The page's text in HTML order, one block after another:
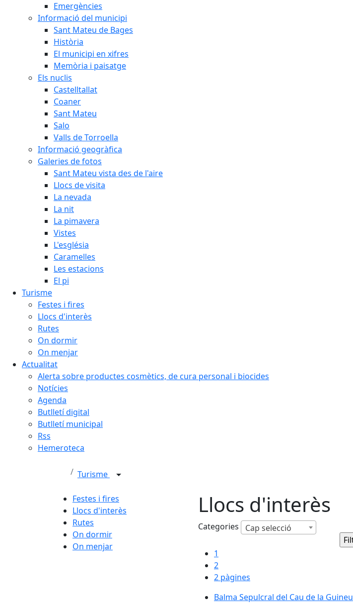
Emergències
Informació del municipi
Sant Mateu de Bages
Història
El municipi en xifres
Memòria i paisatge
Els nuclis
Castelltallat
Coaner
Sant Mateu
Salo
Valls de Torroella
Informació geogràfica
Galeries de fotos
Sant Mateu vista des de l'aire
Llocs de visita
La nevada
La nit
La pimavera
Vistes
L'església
Caramelles
Les estacions
El pi
Turisme
Festes i fires
Llocs d'interès
Rutes
On dormir
On menjar
Actualitat
Alerta sobre productes cosmètics, de cura personal i biocides
Notícies
Agenda
Butlletí digital
Butlletí municipal
Rss
Hemeroteca
Turisme
Festes i fires
Llocs d'interès
Rutes
On dormir
On menjar
Llocs d'interès
Categories Cap selecció
1
2
2 pàgines
Balma Sepulcral del Cau de la Guineu